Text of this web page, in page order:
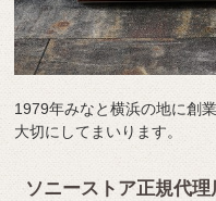
1979年みなと横浜の地に創
大切にしてまいります。
ソニーストア正規代理